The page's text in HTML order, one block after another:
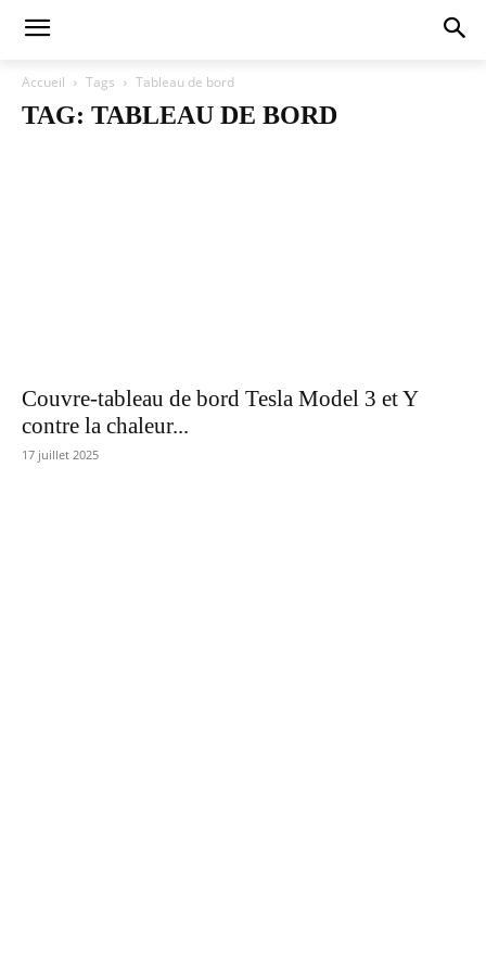
Accueil Tags Tableau de bord
TAG: TABLEAU DE BORD
Couvre-tableau de bord Tesla Model 3 et Y
contre la chaleur...
17 juillet 2025